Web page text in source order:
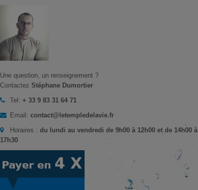
Une question, un renseignement ?
Contactez Stéphane Dumortier
Tel: + 33 9 83 31 64 71
Email: contact@letempledelavie.fr
Horaires : du lundi au vendredi de 9h00 à 12h00 et de 14h00 à
17h30